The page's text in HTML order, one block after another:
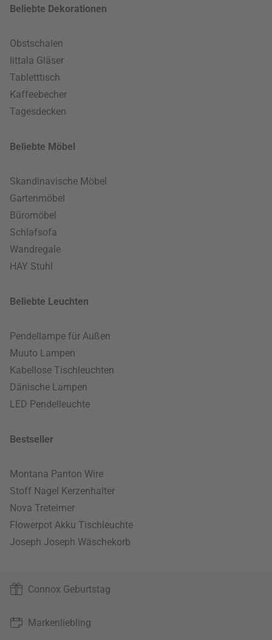
Beliebte Dekorationen
Obstschalen
Iittala Gläser
Tabletttisch
Kaffeebecher
Tagesdecken
Beliebte Möbel
Skandinavische Möbel
Gartenmöbel
Büromöbel
Schlafsofa
Wandregale
HAY Stuhl
Beliebte Leuchten
Pendellampe für Außen
Muuto Lampen
Kabellose Tischleuchten
Dänische Lampen
LED Pendelleuchte
Bestseller
Montana Panton Wire
Stoff Nagel Kerzenhalter
Nova Treteimer
Flowerpot Akku Tischleuchte
Joseph Joseph Wäschekorb
Connox Geburtstag
Markenliebling